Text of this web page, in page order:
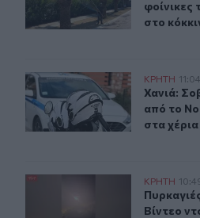
φοίνικες
στο
Χανιά: Σοβαρό επεισόδιο
ΚΡΗΤΗ 11:04
Χανιά:
Χανιά:
από το
στα
Πυρκαγιές: Μια σπίθα αρκεί
ΚΡΗΤΗ
Βίντεο